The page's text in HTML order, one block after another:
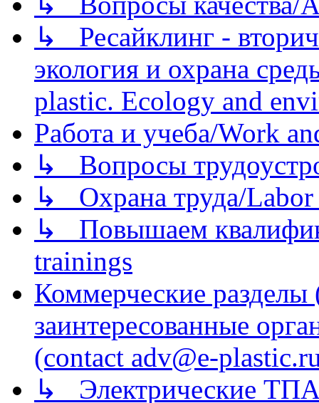
↳ Ресайклинг -
экология и охрана
plastic. Ecology and
Работа и учеба/Work
↳ Вопросы
↳ Охрана труда/Labor
↳ Повышаем
trainings
Коммерческие
заинтересованные
(contact adv@e-
↳ Электрические